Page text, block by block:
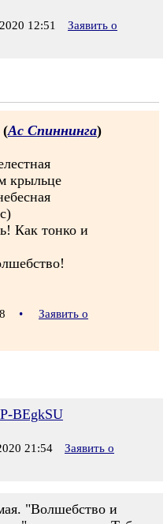
12:51
Заявить о
(Ас Спиннинга)
крыльце
Как тонко и
•
Заявить о
BEgkSU
21:54
Заявить о
"Волшебство и